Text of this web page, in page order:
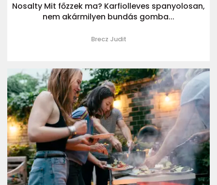
Nosalty Mit főzzek ma? Karfiolleves spanyolosan,
nem akármilyen bundás gomba...
Brecz Judit